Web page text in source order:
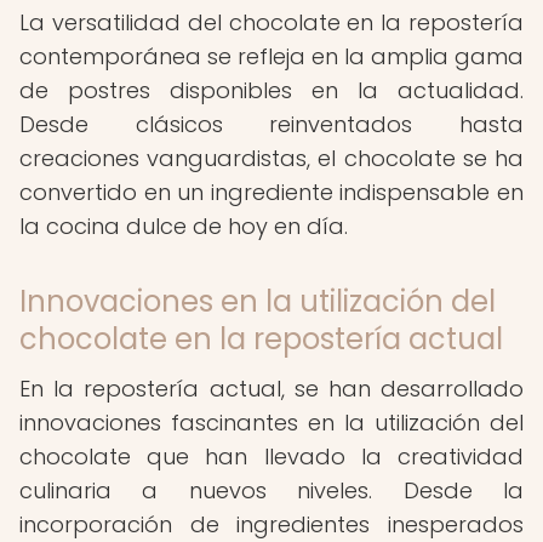
La versatilidad del chocolate en la repostería
contemporánea se refleja en la amplia gama
de postres disponibles en la actualidad.
Desde clásicos reinventados hasta
creaciones vanguardistas, el chocolate se ha
convertido en un ingrediente indispensable en
la cocina dulce de hoy en día.
Innovaciones en la utilización del
chocolate en la repostería actual
En la repostería actual, se han desarrollado
innovaciones fascinantes en la utilización del
chocolate que han llevado la creatividad
culinaria a nuevos niveles. Desde la
incorporación de ingredientes inesperados